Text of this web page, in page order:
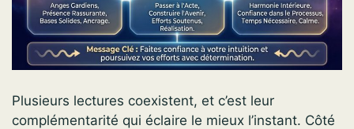
Plusieurs lectures coexistent, et c’est leur
complémentarité qui éclaire le mieux l’instant. Côté